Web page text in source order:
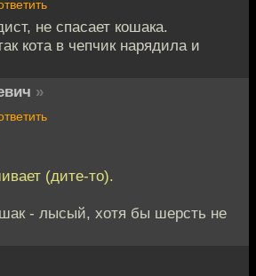
не спасает кошака.
кота в чепчик нарядила и
»
(дите-то).
- лысый, хотя бы шерсть не